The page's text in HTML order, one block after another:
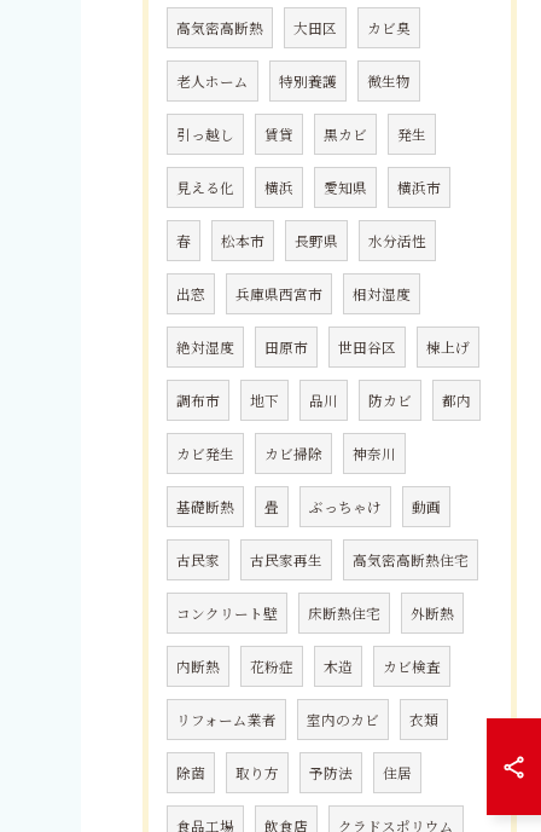
高気密高断熱 大田区 カビ臭
老人ホーム 特別養護 微生物
引っ越し 賃貸 黒カビ 発生
見える化 横浜 愛知県 横浜市
春 松本市 長野県 水分活性
出窓 兵庫県西宮市 相対湿度
絶対湿度 田原市 世田谷区 棟上げ
調布市 地下 品川 防カビ 都内
カビ発生 カビ掃除 神奈川
基礎断熱 畳 ぶっちゃけ 動画
古民家 古民家再生 高気密高断熱住宅
コンクリート壁 床断熱住宅 外断熱
内断熱 花粉症 木造 カビ検査
リフォーム業者 室内のカビ 衣類
除菌 取り方 予防法 住居
食品工場 飲食店 クラドスポリウム